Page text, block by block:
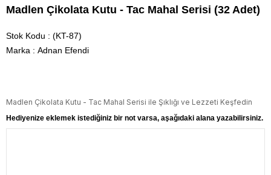
Madlen Çikolata Kutu - Tac Mahal Serisi (32 Adet)
Stok Kodu
(KT-87)
Marka : Adnan Efendi
Madlen Çikolata Kutu - Tac Mahal Serisi ile Şıklığı ve Lezzeti Keşfedin
Hediyenize eklemek istediğiniz bir not varsa, aşağıdaki alana yazabilirsiniz.